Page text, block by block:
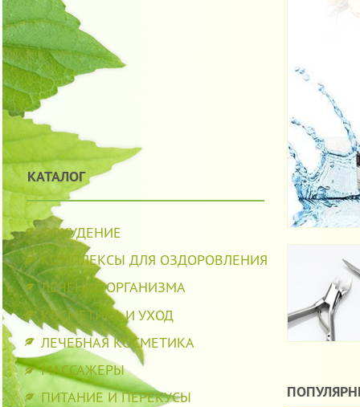
КАТАЛОГ
ПОХУДЕНИЕ
КОМПЛЕКСЫ ДЛЯ ОЗДОРОВЛЕНИЯ
ЛЕЧЕНИЕ ОРГАНИЗМА
КОСМЕТИКА И УХОД
ЛЕЧЕБНАЯ КОСМЕТИКА
МАССАЖЕРЫ
ПИТАНИЕ И ПЕРЕКУСЫ